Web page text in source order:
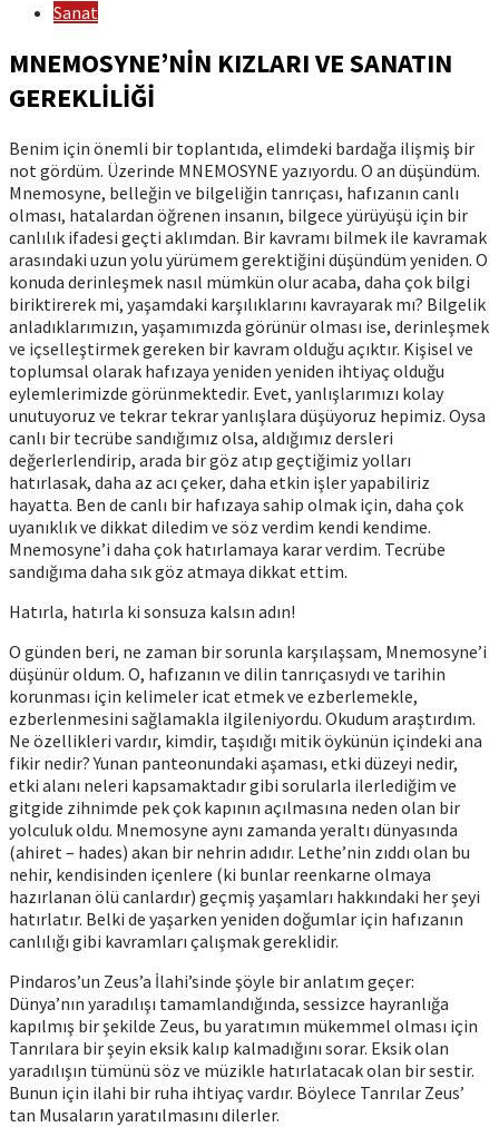
Sanat
MNEMOSYNE’NİN KIZLARI VE SANATIN
GEREKLİLİĞİ
Benim için önemli bir toplantıda, elimdeki bardağa ilişmiş bir
not gördüm. Üzerinde MNEMOSYNE yazıyordu. O an düşündüm.
Mnemosyne, belleğin ve bilgeliğin tanrıçası, hafızanın canlı
olması, hatalardan öğrenen insanın, bilgece yürüyüşü için bir
canlılık ifadesi geçti aklımdan. Bir kavramı bilmek ile kavramak
arasındaki uzun yolu yürümem gerektiğini düşündüm yeniden. O
konuda derinleşmek nasıl mümkün olur acaba, daha çok bilgi
biriktirerek mi, yaşamdaki karşılıklarını kavrayarak mı? Bilgelik
anladıklarımızın, yaşamımızda görünür olması ise, derinleşmek
ve içselleştirmek gereken bir kavram olduğu açıktır. Kişisel ve
toplumsal olarak hafızaya yeniden yeniden ihtiyaç olduğu
eylemlerimizde görünmektedir. Evet, yanlışlarımızı kolay
unutuyoruz ve tekrar tekrar yanlışlara düşüyoruz hepimiz. Oysa
canlı bir tecrübe sandığımız olsa, aldığımız dersleri
değerlerlendirip, arada bir göz atıp geçtiğimiz yolları
hatırlasak, daha az acı çeker, daha etkin işler yapabiliriz
hayatta. Ben de canlı bir hafızaya sahip olmak için, daha çok
uyanıklık ve dikkat diledim ve söz verdim kendi kendime.
Mnemosyne’i daha çok hatırlamaya karar verdim. Tecrübe
sandığıma daha sık göz atmaya dikkat ettim.
Hatırla, hatırla ki sonsuza kalsın adın!
O günden beri, ne zaman bir sorunla karşılaşsam, Mnemosyne’i
düşünür oldum. O, hafızanın ve dilin tanrıçasıydı ve tarihin
korunması için kelimeler icat etmek ve ezberlemekle,
ezberlenmesini sağlamakla ilgileniyordu. Okudum araştırdım.
Ne özellikleri vardır, kimdir, taşıdığı mitik öykünün içindeki ana
fikir nedir? Yunan panteonundaki aşaması, etki düzeyi nedir,
etki alanı neleri kapsamaktadır gibi sorularla ilerlediğim ve
gitgide zihnimde pek çok kapının açılmasına neden olan bir
yolculuk oldu. Mnemosyne aynı zamanda yeraltı dünyasında
(ahiret – hades) akan bir nehrin adıdır. Lethe’nin zıddı olan bu
nehir, kendisinden içenlere (ki bunlar reenkarne olmaya
hazırlanan ölü canlardır) geçmiş yaşamları hakkındaki her şeyi
hatırlatır. Belki de yaşarken yeniden doğumlar için hafızanın
canlılığı gibi kavramları çalışmak gereklidir.
Pindaros’un Zeus’a İlahi’sinde şöyle bir anlatım geçer:
Dünya’nın yaradılışı tamamlandığında, sessizce hayranlığa
kapılmış bir şekilde Zeus, bu yaratımın mükemmel olması için
Tanrılara bir şeyin eksik kalıp kalmadığını sorar. Eksik olan
yaradılışın tümünü söz ve müzikle hatırlatacak olan bir sestir.
Bunun için ilahi bir ruha ihtiyaç vardır. Böylece Tanrılar Zeus’
tan Musaların yaratılmasını dilerler.